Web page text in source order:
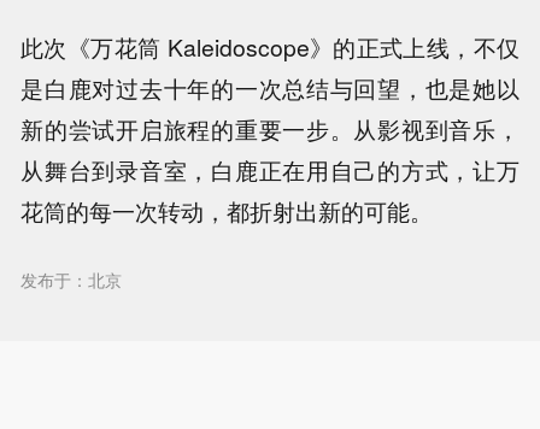
此次《万花筒 Kaleidoscope》的正式上线，不仅
是白鹿对过去十年的一次总结与回望，也是她以
新的尝试开启旅程的重要一步。从影视到音乐，
从舞台到录音室，白鹿正在用自己的方式，让万
花筒的每一次转动，都折射出新的可能。
发布于：北京